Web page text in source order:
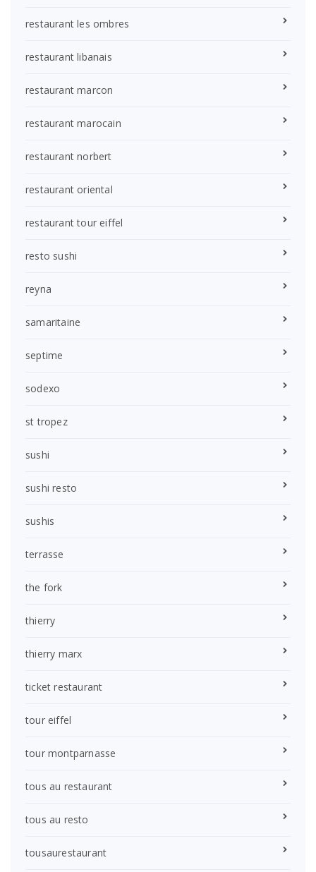
restaurant les ombres
restaurant libanais
restaurant marcon
restaurant marocain
restaurant norbert
restaurant oriental
restaurant tour eiffel
resto sushi
reyna
samaritaine
septime
sodexo
st tropez
sushi
sushi resto
sushis
terrasse
the fork
thierry
thierry marx
ticket restaurant
tour eiffel
tour montparnasse
tous au restaurant
tous au resto
tousaurestaurant